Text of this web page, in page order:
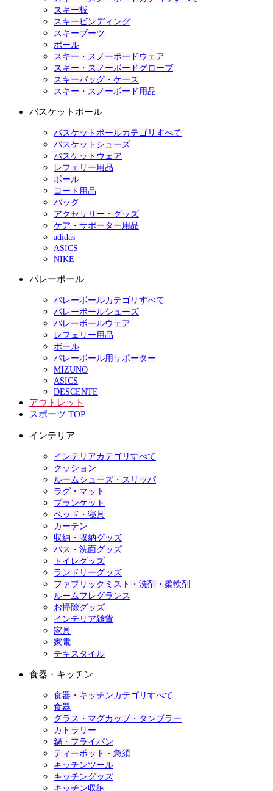
スキー板
スキービンディング
スキーブーツ
ポール
スキー・スノーボードウェア
スキー・スノーボードグローブ
スキーバッグ・ケース
スキー・スノーボード用品
バスケットボール
バスケットボールカテゴリすべて
バスケットシューズ
バスケットウェア
レフェリー用品
ボール
コート用品
バッグ
アクセサリー・グッズ
ケア・サポーター用品
adidas
ASICS
NIKE
バレーボール
バレーボールカテゴリすべて
バレーボールシューズ
バレーボールウェア
レフェリー用品
ボール
バレーボール用サポーター
MIZUNO
ASICS
DESCENTE
アウトレット
スポーツ TOP
インテリア
インテリアカテゴリすべて
クッション
ルームシューズ・スリッパ
ラグ・マット
ブランケット
ベッド・寝具
カーテン
収納・収納グッズ
バス・洗面グッズ
トイレグッズ
ランドリーグッズ
ファブリックミスト・洗剤・柔軟剤
ルームフレグランス
お掃除グッズ
インテリア雑貨
家具
家電
テキスタイル
食器・キッチン
食器・キッチンカテゴリすべて
食器
グラス・マグカップ・タンブラー
カトラリー
鍋・フライパン
ティーポット・急須
キッチンツール
キッチングッズ
キッチン収納